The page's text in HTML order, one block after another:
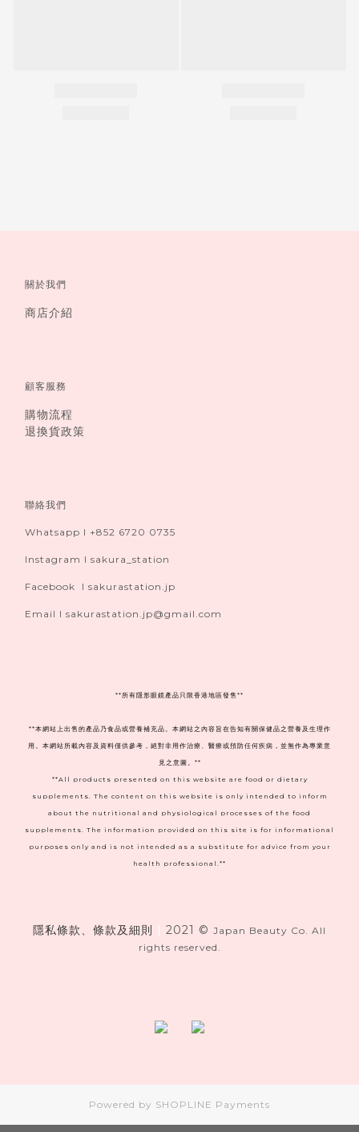
關於我們
商店介紹
顧客服務
購物流程
退換貨政策
聯絡我們
Whatsapp I +852 6720 0735
Instagram I sakura_station
Facebook I sakurastation.jp
Email I sakurastation.jp@gmail.com
** 所有隱形眼鏡產品只限香港地區發售**
**本網站上出售的產品乃食品或營養補充品。本網站之內容旨在告知有關保健品之營養及生理作
用。本網站所載內容及資料僅供參考，絕對非用作治療、醫療或預防任何疾病，並無作為專業意
見之意圖。**
**All products presented on this website are food or dietary
supplements. The content on this website is only intended to inform
about the nutritional and physiological processes of the food
supplements. The information provided on this site is for informational
purposes only and is not intended as a substitute for advice from your
health professional.**
隱私條款、條款及細則 2021 © Japan Beauty Co. All
rights reserved.
Powered by SHOPLINE Payments